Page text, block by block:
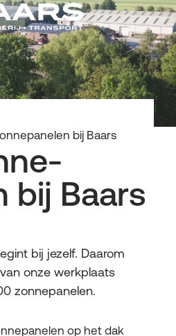
­bij Baars
­bij Baars
bij jezelf. Daarom
onze werkplaats
zonnepanelen.
op het dak